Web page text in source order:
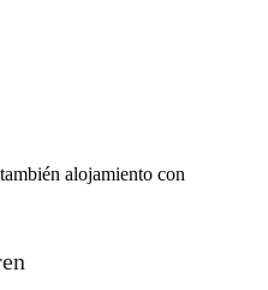
alojamiento con